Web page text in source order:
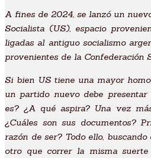
A fines de 2024, se lanzó un
Socialista (US), espacio
ligadas al antiguo socialismo
provenientes de la Confederación
Si bien US tiene una mayor
un partido nuevo debe
es? ¿A qué aspira? Una vez
¿Cuáles son sus documentos?
razón de ser? Todo ello,
otro que correr la misma